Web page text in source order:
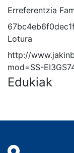
Erreferentzia
Lotura
http://
mod=SS-
Edukiak